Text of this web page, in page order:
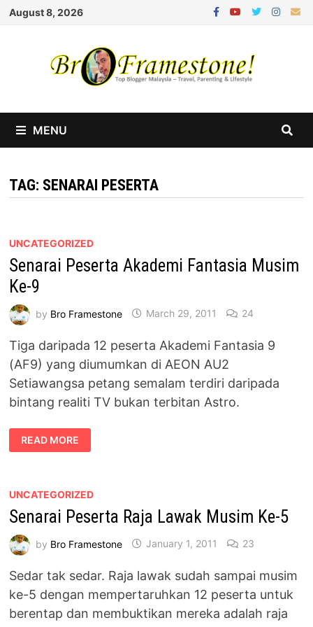
Skip
August 8, 2026
MENU
TAG: SENARAI PESERTA
UNCATEGORIZED
Senarai Peserta Akademi Fantasia Musim
Ke-9
by Bro Framestone March 29, 2011 24
Tiga daripada 12 peserta Akademi Fantasia 9
(AF9) yang diumumkan di AEON AU2
Setiawangsa petang semalam terdiri daripada
bintang realiti TV bukan terbitan Astro.
SENARAI
PESERTA
AKADEMI
9
READ MORE
UNCATEGORIZED
Senarai Peserta Raja Lawak Musim Ke-5
by Bro Framestone January 1, 2011 23
Sedar tak sedar. Raja lawak sudah sampai musim
ke-5 dengan mempertaruhkan 12 peserta untuk
berentap dan membuktikan mereka adalah raja